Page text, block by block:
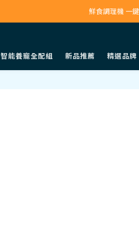
寵物吸毛機 吸毛清
鮮食調理機 一
智能養寵全配組 新品推薦 精選品牌